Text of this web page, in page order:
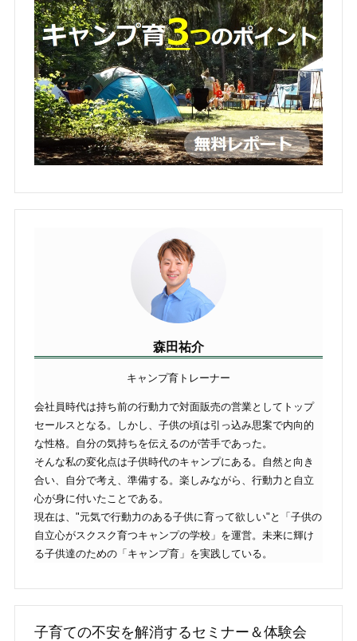
森田祐介
キャンプ育トレーナー
会社員時代は持ち前の行動力で対面販売の営業としてトップ
セールスとなる。しかし、子供の頃は引っ込み思案で内向的
な性格。自分の気持ちを伝えるのが苦手であった。
そんな私の変化点は子供時代のキャンプにある。自然と向き
合い、自分で考え、準備する。楽しみながら、行動力と自立
心が身に付いたことである。
現在は、"元気で行動力のある子供に育って欲しい"と「子供の
自立心がスクスク育つキャンプの学校」を運営。未来に輝け
る子供達のための「キャンプ育」を実践している。
子育ての不安を解消するセミナー＆体験会